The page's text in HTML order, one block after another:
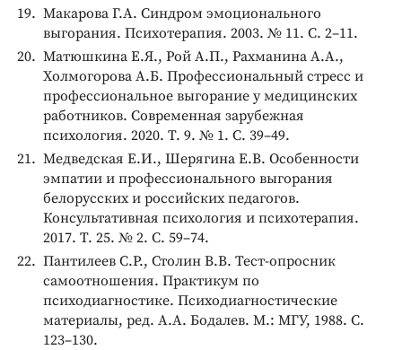
Макарова Г.А. Синдром эмоционального
выгорания. Психотерапия. 2003. № 11. С. 2–11.
Матюшкина Е.Я., Рой А.П., Рахманина А.А.,
Холмогорова А.Б. Профессиональный стресс и
профессиональное выгорание у медицинских
работников. Современная зарубежная
психология. 2020. Т. 9. № 1. С. 39–49.
Медведская Е.И., Шерягина Е.В. Особенности
эмпатии и профессионального выгорания
белорусских и российских педагогов.
Консультативная психология и психотерапия.
2017. Т. 25. № 2. С. 59–74.
Пантилеев С.Р., Столин В.В. Тест-опросник
самоотношения. Практикум по
психодиагностике. Психодиагностические
материалы, ред. А.А. Бодалев. М.: МГУ, 1988. С.
123–130.